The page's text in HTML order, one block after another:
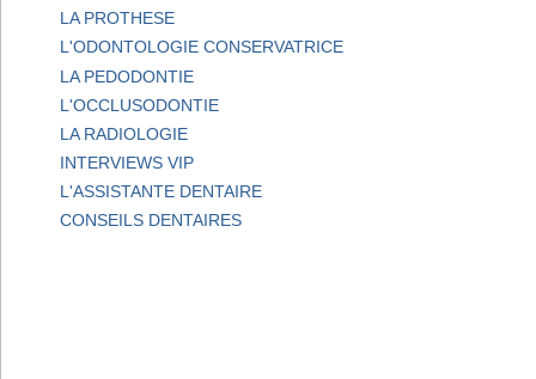
LA PROTHESE
L'ODONTOLOGIE CONSERVATRICE
LA PEDODONTIE
L'OCCLUSODONTIE
LA RADIOLOGIE
INTERVIEWS VIP
L'ASSISTANTE DENTAIRE
CONSEILS DENTAIRES